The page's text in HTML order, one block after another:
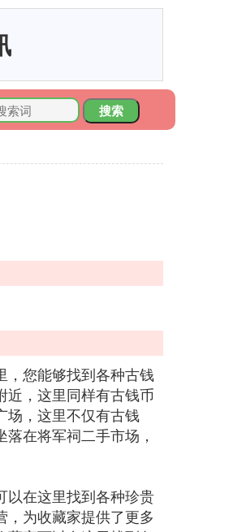
搜索
，您能够找到各种古钱
近，这里同样有古钱币
场，这里不仅有古钱
在将军祠二手市场，
以在这里找到各种珍贵
，为收藏家提供了更多